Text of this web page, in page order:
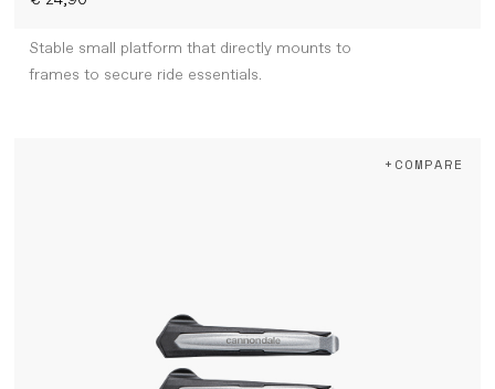
Stable small platform that directly mounts to
frames to secure ride essentials.
+COMPARE